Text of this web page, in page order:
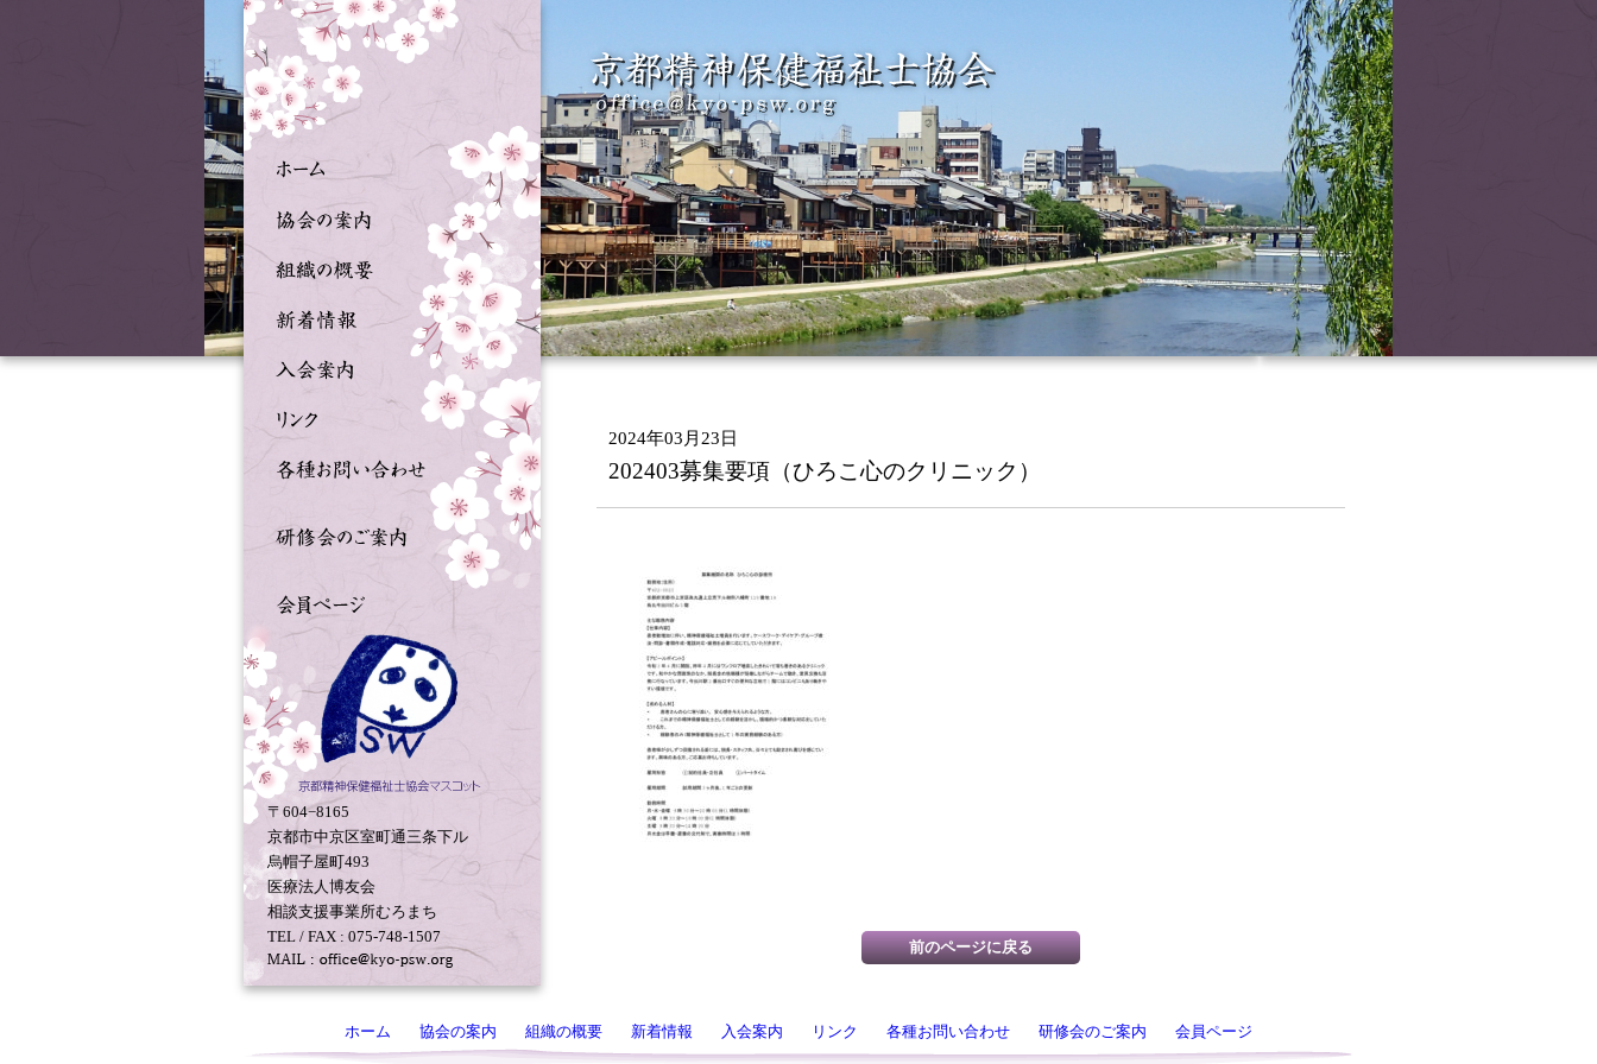
〒604−8165
京都市中京区室町通三条下ル
烏帽子屋町493
医療法人博友会
相談支援事業所むろまち
TEL / FAX : 075-748-1507
2024年03月23日
202403募集要項（ひろこ心のクリニック）
ホーム 協会の案内 組織の概要 新着情報 入会案内 リンク 各種お問い合わせ 研修会のご案内 会員ページ